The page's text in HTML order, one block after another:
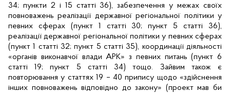
34; пункти 2 і 15 статті 36), забезпечення у межах своїх
повноважень реалізації державної регіональної політики у
певних сферах (пункт 1 статті 30; пункт 5 статті 36),
реалізації державної регіональної політики у певних сферах
(пункт 1 статті 32; пункт 5 статті 35), координації діяльності
«органів виконавчої влади АРК» з певних питань (пункт 6
статті 19; пункт 5 статті 34) тощо. Зайвим також є
повторювання у статтях 19 – 40 припису щодо «здійснення
інших повноважень відповідно до закону» (проект мав би